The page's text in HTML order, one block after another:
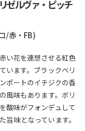
ゼルヴァ・ピッチ
/赤・FB)
い花を連想させる紅色
います。ブラックベリ
ポートのイチジクの香
風味もあります。ボリ
酸味がフォンデュして
旨味となっています。